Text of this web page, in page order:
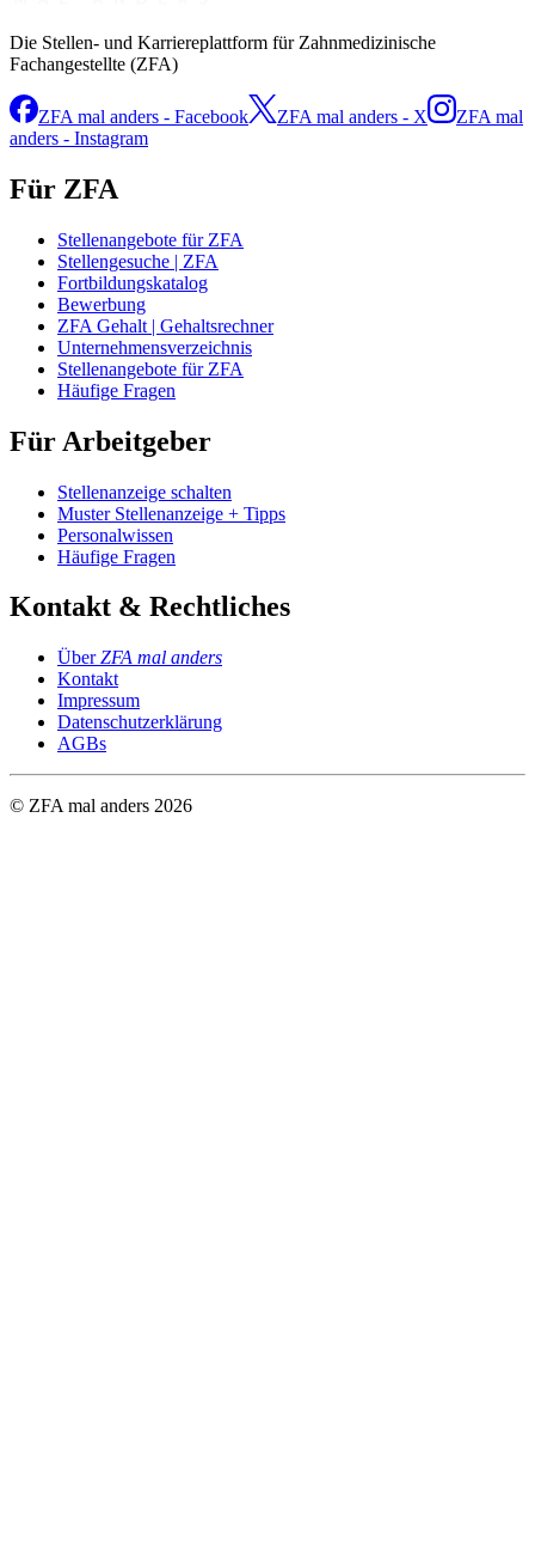
Die Stellen- und Karriereplattform für Zahnmedizinische
Fachangestellte (ZFA)
ZFA mal anders - Facebook ZFA mal anders - X
ZFA mal
anders - Instagram
Für ZFA
Stellenangebote für ZFA
Stellengesuche | ZFA
Fortbildungskatalog
Bewerbung
ZFA Gehalt | Gehaltsrechner
Unternehmensverzeichnis
Stellenangebote für ZFA
Häufige Fragen
Für Arbeitgeber
Stellenanzeige schalten
Muster Stellenanzeige + Tipps
Personalwissen
Häufige Fragen
Kontakt & Rechtliches
ÜberZFA mal anders
Kontakt
Impressum
Datenschutzerklärung
AGBs
© ZFA mal anders 2026